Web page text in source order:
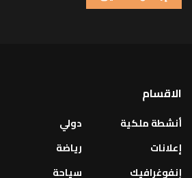
الاقسام
أنشطة ملكية
إعلانات
إنفوغرافيك
دولي
رياضة
سياحة